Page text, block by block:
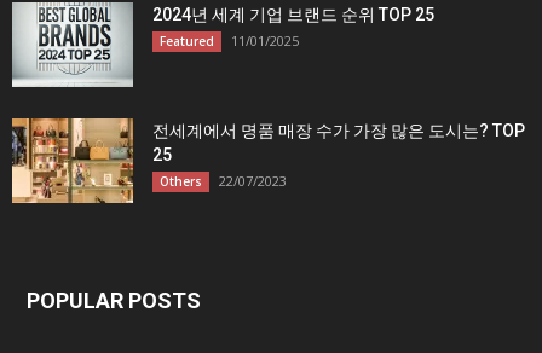
2024년 세계 기업 브랜드 순위 TOP 25
Featured 11/01/2025
전세계에서 명품 매장 수가 가장 많은 도시는? TOP
25
Others 22/07/2023
POPULAR POSTS